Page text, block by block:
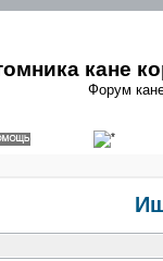
кане
Форум